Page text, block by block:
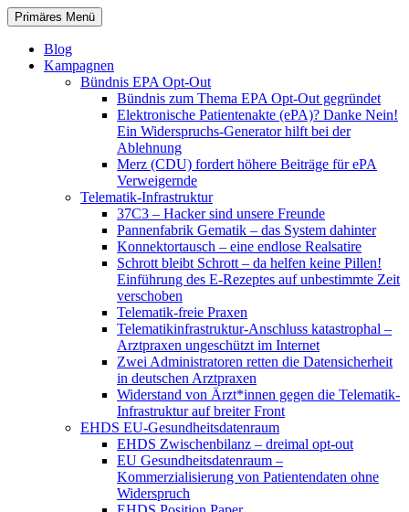
Zum
Inhalt
springen
patientenrechte-datenschutz.de
Suchen
Primäres Menü
Blog
Kampagnen
Bündnis EPA Opt-Out
Bündnis zum Thema EPA Opt-Out gegründet
Elektronische Patientenakte (ePA)? Danke Nein!
Ein Widerspruchs-Generator hilft bei der
Ablehnung
Merz (CDU) fordert höhere Beiträge für ePA
Verweigernde
Telematik-Infrastruktur
37C3 – Hacker sind unsere Freunde
Pannenfabrik Gematik – das System dahinter
Konnektortausch – eine endlose Realsatire
Schrott bleibt Schrott – da helfen keine Pillen!
Einführung des E-Rezeptes auf unbestimmte Zeit
verschoben
Telematik-freie Praxen
Telematikinfrastruktur-Anschluss katastrophal –
Arztpraxen ungeschützt im Internet
Zwei Administratoren retten die Datensicherheit
in deutschen Arztpraxen
Widerstand von Ärzt*innen gegen die Telematik-
Infrastruktur auf breiter Front
EHDS EU-Gesundheitsdatenraum
EHDS Zwischenbilanz – dreimal opt-out
EU Gesundheitsdatenraum –
Kommerzialisierung von Patientendaten ohne
Widerspruch